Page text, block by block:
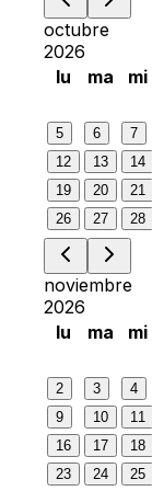
octubre
2026
lu
ma mi
5
6 7
12
13 14
19
20 21
26
27 28
noviembre
2026
lu
ma mi
2
3 4
9
10 11
16
17 18
23
24 25